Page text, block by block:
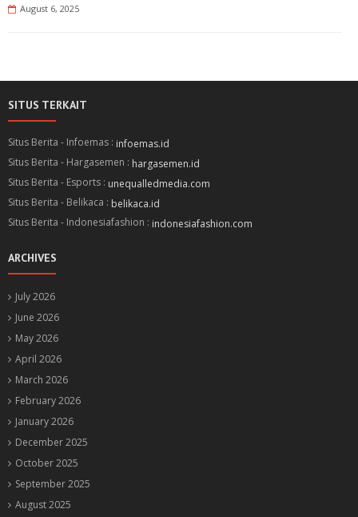
August 6, 2025
SITUS TERKAIT
Situs Berita - Infoemas : infoemas.id
Situs Berita - Hargasemen : hargasemen.id
Situs Berita - Esports : unequalledmedia.com
Situs Berita - Belikaca : belikaca.id
Situs Berita - Indonesiafashion : indonesiafashion.com
ARCHIVES
July 2026
June 2026
May 2026
April 2026
March 2026
February 2026
January 2026
December 2025
October 2025
September 2025
August 2025